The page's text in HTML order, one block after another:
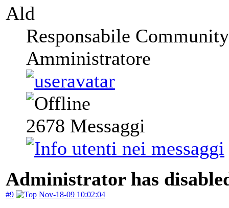
Ald
Responsabile Community
Amministratore
2678 Messaggi
Administrator has
#9 Nov-18-09 10:02:04